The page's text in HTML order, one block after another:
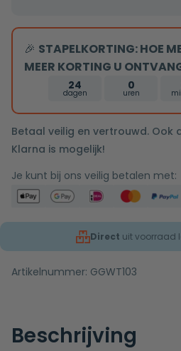
5/4
zonder
overloop
🎉 STAPELKORTING: HOE
MEER KORTING U
24
dagen
0
uren
Betaal veilig en vertrouwd.
Klarna is mogelijk!
Je kunt bij ons veilig betalen met:
Direct uit voorraad
Artikelnummer: GGWT103
Beschrijving